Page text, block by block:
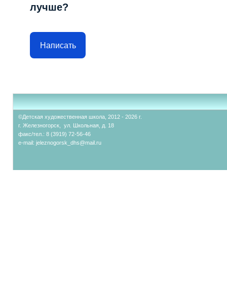
лучше?
Написать
©Детская художественная школа, 2012 - 2026 г.
г. Железногорск, ул. Школьная, д. 18
факс/тел.: 8 (3919) 72-56-46
e-mail: jeleznogorsk_dhs@mail.ru